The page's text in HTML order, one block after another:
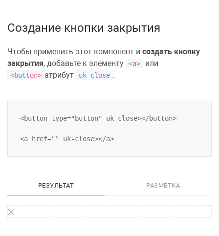
Создание кнопки закрытия
Чтобы применить этот компонент и создать кнопку
закрытия, добавьте к элементу <a> или
<button> атрибут uk-close .
<button type="button" uk-close></button>
РЕЗУЛЬТАТ РАЗМЕТКА